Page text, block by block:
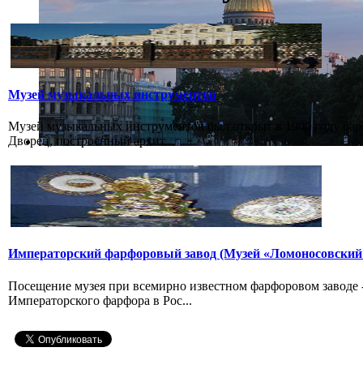
Музей музыкальных инструментов
Музей музыкальных инструментов был открыт в 1900 году
Дворец, построенный архит...
Императорский фарфоровый завод (Музей
Посещение музея при всемирно известном фарфоровом
Императорского фарфора в Рос...